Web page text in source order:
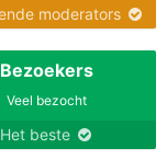
moderators
Bezoekers
Veel bezocht
Het beste